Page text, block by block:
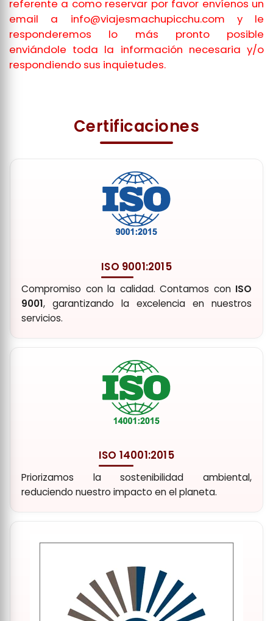
referente a como reservar por favor envíenos un
email a info@viajesmachupicchu.com y le
responderemos lo más pronto posible
enviándole toda la información necesaria y/o
respondiendo sus inquietudes.
Certificaciones
ISO 9001:2015
Compromiso con la calidad. Contamos con ISO
9001, garantizando la excelencia en nuestros
servicios.
ISO 14001:2015
Priorizamos la sostenibilidad ambiental,
reduciendo nuestro impacto en el planeta.